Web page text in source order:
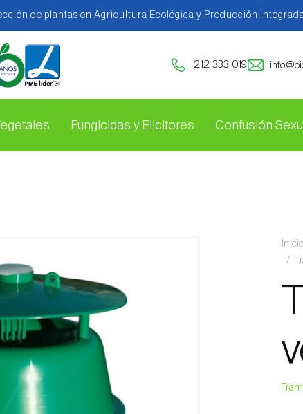
de plantas en Agricultura Ecológica y Producción
212 333 019
Fungicidas y Elicitores Confusión
Inicio